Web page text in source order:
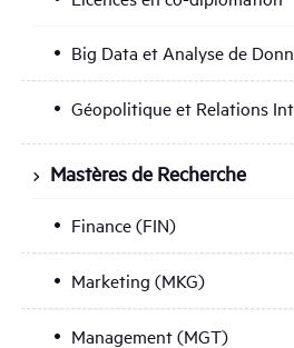
Big Data et Analyse de
Géopolitique et Relations
Mastères de Recherche
Finance (FIN)
Marketing (MKG)
Management (MGT)